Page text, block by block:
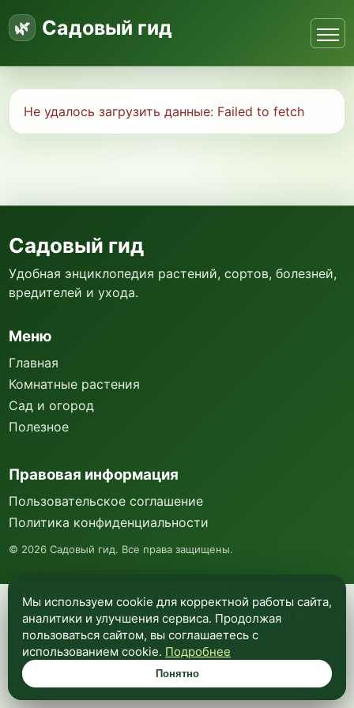
Садовый гид
Не удалось загрузить данные: Failed to fetch
Мы используем куки и Яндекс Метрику для
анализа посещаемости и улучшения работы
сайта. Подробнее —в политике
конфиденциальности.
Понятно
Садовый гид
Удобная энциклопедия растений, сортов, болезней,
вредителей и ухода.
Меню
Главная
Комнатные растения
Сад и огород
Полезное
Правовая информация
Пользовательское соглашение
Политика конфиденциальности
© 2026 Садовый гид. Все права защищены.
Мы используем cookie для корректной работы сайта,
аналитики и улучшения сервиса. Продолжая
пользоваться сайтом, вы соглашаетесь с
использованием cookie. Подробнее
Понятно